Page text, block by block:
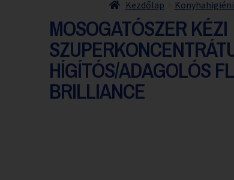
Kezdőlap
MOSOGATÓSZER KÉZI
HÍGÍTÓS/ADAGOLÓS
BRILLIANCE